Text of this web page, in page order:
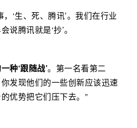
‘生、死、腾讯’。我们在行业
说腾讯就是‘抄’。
种‘跟随战’。第一名看第二
发现他们的一些创新应该迅速
优势把它们压下去。”